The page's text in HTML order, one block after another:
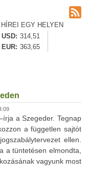
EGY HELYEN
USD
314,51
EUR
363,65
a Szegeder. Tegnap
a független sajtót
ellen.
a tüntetésen elmondta,
vagyunk most